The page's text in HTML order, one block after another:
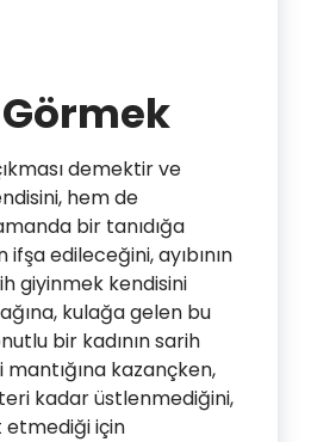
demektir ve
hem de
bir tanıdığa
edileceğini, ayıbının
giyinmek kendisini
kulağa gelen bu
bir kadının sarih
kazançken,
kadar üstlenmediğini,
etmediği için